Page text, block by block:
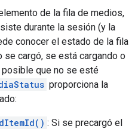
de la fila de medios,
durante la sesión (y la
conocer el estado de la fila
cargó, se está cargando o
que no se esté
proporciona la
: Si se precargó el